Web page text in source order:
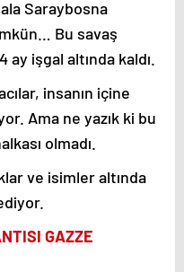
Saraybosna
Bu savaş
ay işgal altında kaldı.
insanın içine
Ama ne yazık ki bu
olmadı.
ve isimler altında
GAZZE